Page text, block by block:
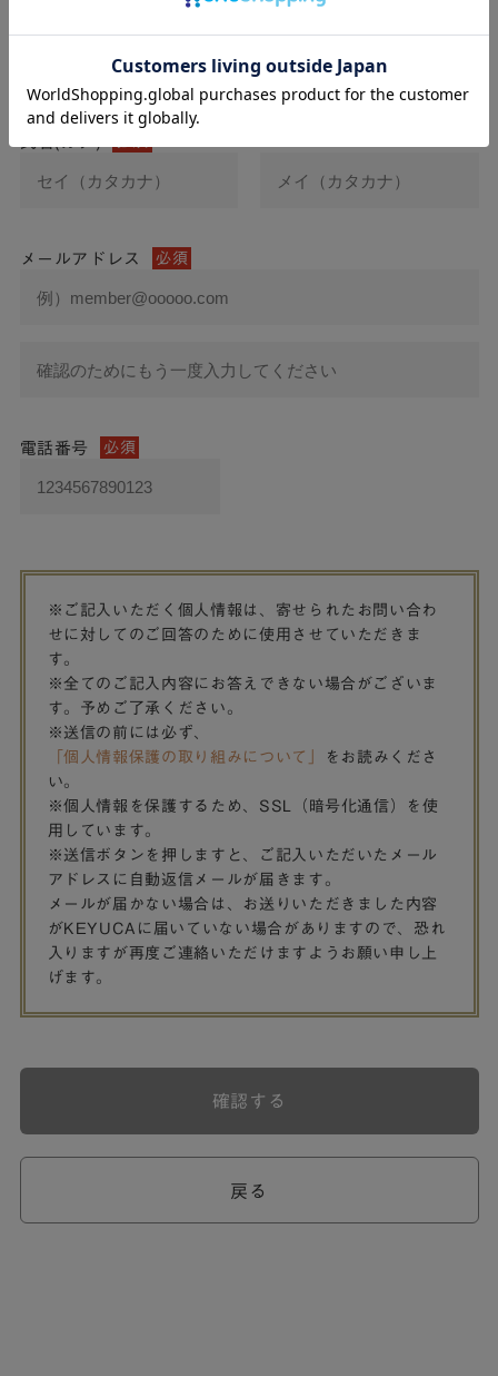
メールアドレス 必須
電話番号 必須
※ご記入いただく個人情報は、寄せられたお問い合わ
せに対してのご回答のために使用させていただきま
す。
※全てのご記入内容にお答えできない場合がございま
す。予めご了承ください。
※送信の前には必ず、
「個人情報保護の取り組みについて」
をお読みくださ
い。
※個人情報を保護するため、SSL（暗号化通信）を使
用しています。
※送信ボタンを押しますと、ご記入いただいたメール
アドレスに自動返信メールが届きます。
メールが届かない場合は、お送りいただきました内容
がKEYUCAに届いていない場合がありますので、恐れ
入りますが再度ご連絡いただけますようお願い申し上
げます。
戻る
確認する